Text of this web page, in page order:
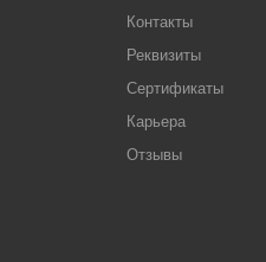
Контакты
Реквизиты
Сертификаты
Карьера
Отзывы